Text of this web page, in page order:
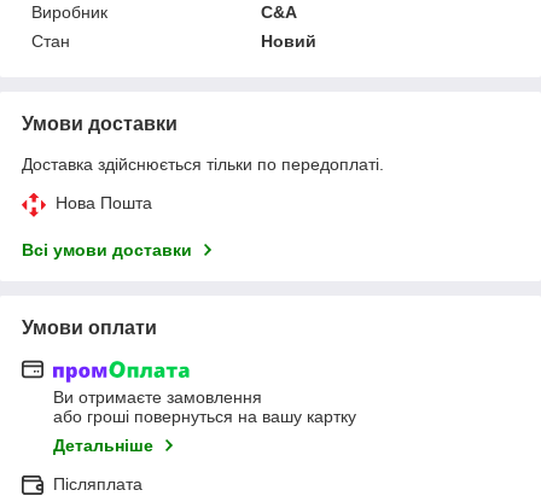
Виробник
C&A
Стан
Новий
Умови доставки
Доставка здійснюється тільки по передоплаті.
Нова Пошта
Всі умови доставки
Умови оплати
Ви отримаєте замовлення
або гроші повернуться на вашу картку
Детальніше
Післяплата